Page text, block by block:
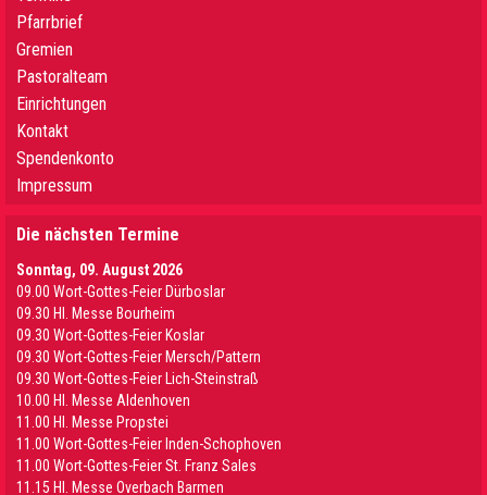
Pfarrbrief
Gremien
Pastoralteam
Einrichtungen
Kontakt
Spendenkonto
Impressum
Die nächsten Termine
Sonntag, 09. August 2026
09.00 Wort-Gottes-Feier Dürboslar
09.30 HI. Messe Bourheim
09.30 Wort-Gottes-Feier Koslar
09.30 Wort-Gottes-Feier Mersch/Pattern
09.30 Wort-Gottes-Feier Lich-Steinstraß
10.00 Hl. Messe Aldenhoven
11.00 Hl. Messe Propstei
11.00 Wort-Gottes-Feier Inden-Schophoven
11.00 Wort-Gottes-Feier St. Franz Sales
11.15 Hl. Messe Overbach Barmen